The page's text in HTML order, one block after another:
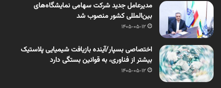
مدیرعامل جدید شرکت سهامی نمایشگاه‌های
بین‌المللی کشور منصوب شد
1405-05-12
اختصاصی بسپار/آینده بازیافت شیمیایی پلاستیک
بیشتر از فناوری، به قوانین بستگی دارد
1405-05-12